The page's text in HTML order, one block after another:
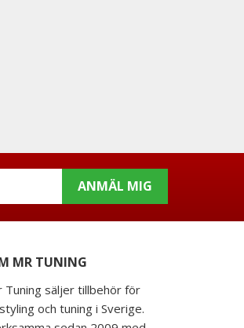
ANMÄL MIG
MR TUNING
Tuning säljer tillbehör för
och tuning i Sverige.